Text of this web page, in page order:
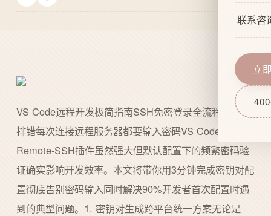
网站
设计
技术
联系咨
立
VS Code远程开发极简指南SSH免密登录全流程与深度
排错每次连接远程服务器都要输入密码VS Code的
Remote-SSH插件虽然强大但默认配置下的频繁密码验
证确实影响开发效率。本文将带你用3分钟完成密钥对配
置彻底告别密码输入同时解决90%开发者首次配置时遇
到的典型问题。1. 密钥对生成跨平台统一方案无论是